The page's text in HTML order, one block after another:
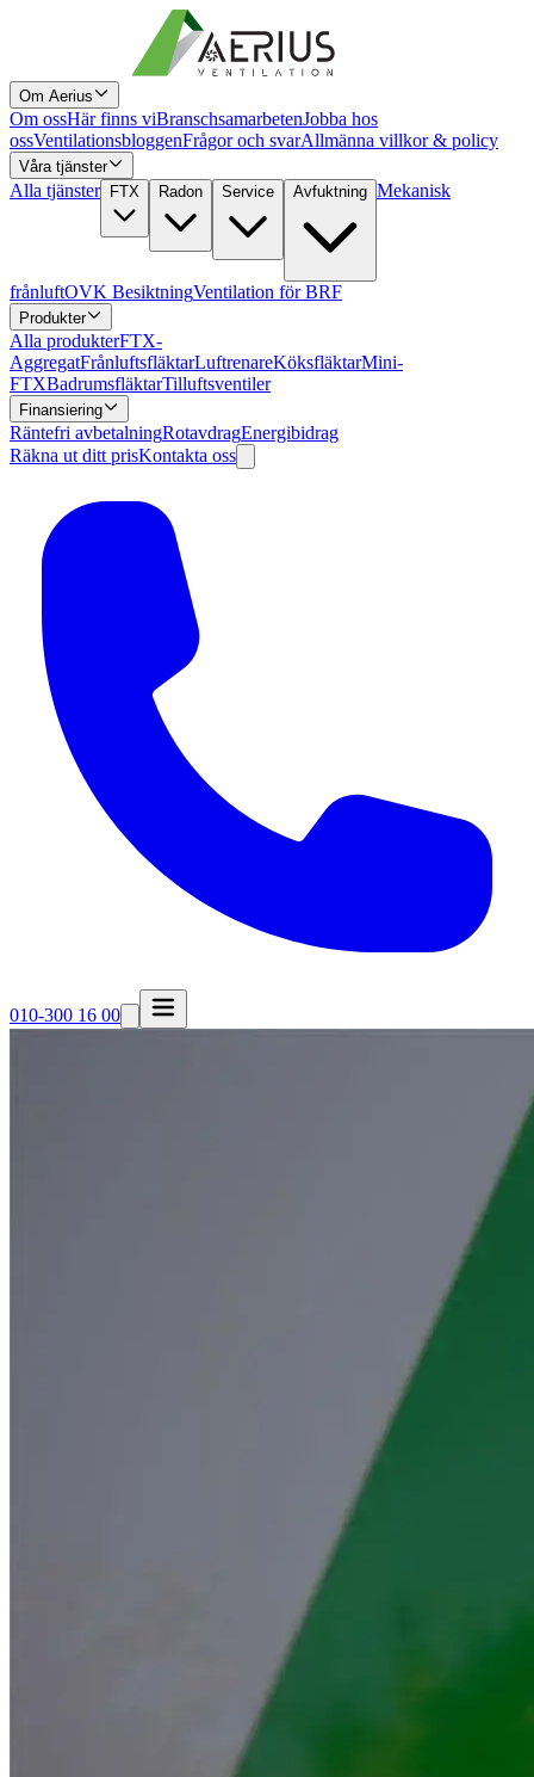
Om Aerius
Om ossHär finns viBranschsamarbetenJobba hos
ossVentilationsbloggenFrågor och svarAllmänna villkor & policy
Våra tjänster
Alla tjänster FTX Radon Service Avfuktning Mekanisk
frånluftOVK BesiktningVentilation för BRF
Produkter
Alla produkterFTX-
AggregatFrånluftsfläktarLuftrenareKöksfläktarMini-
FTXBadrumsfläktarTilluftsventiler
Finansiering
Räntefri avbetalningRotavdragEnergibidrag
Räkna ut ditt prisKontakta oss
010-300 16 00